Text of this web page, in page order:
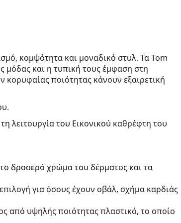
κομψότητα και μοναδικό στυλ. Τα Tom
μόδας και η τυπική τους έμφαση στη
κορυφαίας ποιότητας κάνουν εξαιρετική
λειτουργία του Εικονικού καθρέφτη του
δροσερό χρώμα του δέρματος και τα
επιλογή για όσους έχουν οβάλ, σχήμα καρδιάς
από υψηλής ποιότητας πλαστικό, το οποίο